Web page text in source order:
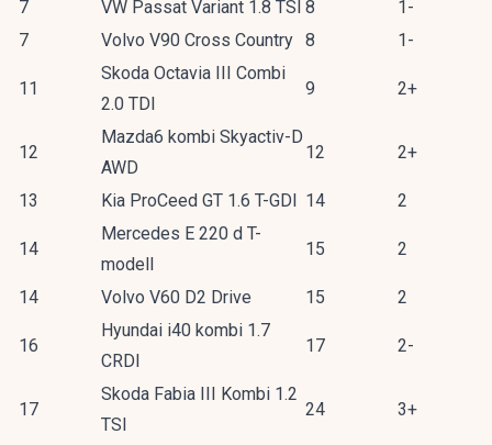
7 VW Passat Variant 1.8 TSI 8
1-
7
Volvo V90 Cross Country 8 1-
11
Skoda Octavia III Combi
2.0 TDI
9 2+
12
Mazda6 kombi Skyactiv-D
AWD
12 2+
13 Kia ProCeed GT 1.6 T-GDI 14 2
14
Mercedes E 220 d T-
modell
15 2
14 Volvo V60 D2 Drive 15 2
16
Hyundai i40 kombi 1.7
CRDI
17 2-
17
Skoda Fabia III Kombi 1.2
TSI
24 3+